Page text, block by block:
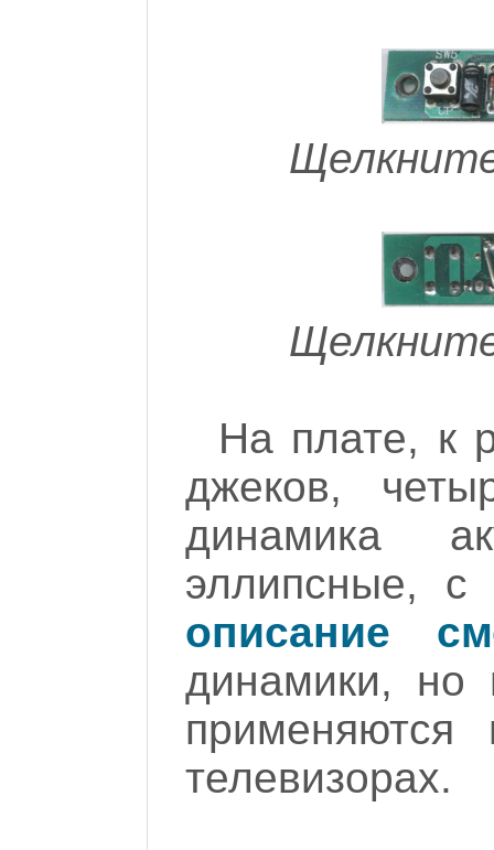
На плате, к
джеков,
динамика
эллипсные,
описание
динамики, но
телевизорах.